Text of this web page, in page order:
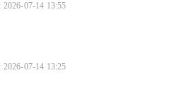
07-14 13:55
07-14 13:25